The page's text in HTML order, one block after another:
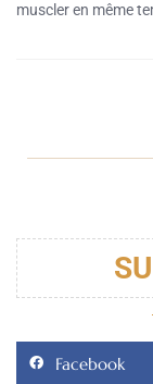
muscler en même
Facebook